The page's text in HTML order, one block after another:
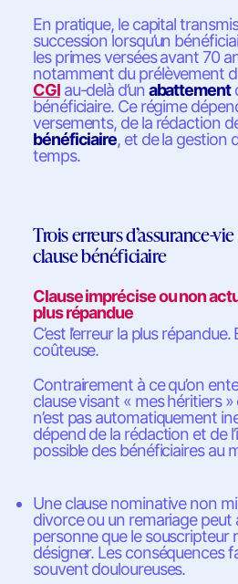
En pratique, le capital
succession lorsqu’un
les primes versées avant 70
notamment du prélèvement
CGIau-delà d’un abattement
bénéficiaire. Ce régime
versements, de la rédaction
bénéficiaire, et de la gestion
temps.
Trois erreurs d’assurance-
clause bénéficiaire
Clause imprécise ou non
plus répandue
C’est l’erreur la plus
coûteuse.
Contrairement à ce qu’on
clause visant « mes héritiers
n’est pas automatiquement
dépend de la rédaction et de
possible des bénéficiaires au
Une clause nominative non
divorce ou un remariage peut
personne que le souscripteur
désigner. Les conséquences
souvent douloureuses.